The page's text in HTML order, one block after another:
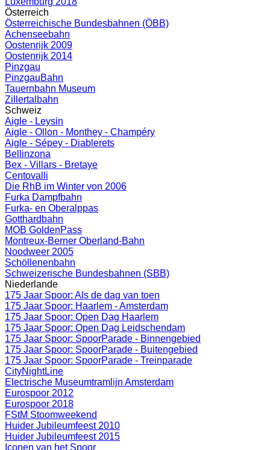
Österreich
Österreichische Bundesbahnen (ÖBB)
Achenseebahn
Oostenrijk 2009
Oostenrijk 2014
Pinzgau
PinzgauBahn
Tauernbahn Museum
Zillertalbahn
Schweiz
Aigle - Leysin
Aigle - Ollon - Monthey - Champéry
Aigle - Sépey - Diablerets
Bellinzona
Bex - Villars - Bretaye
Centovalli
Die RhB im Winter von 2006
Furka Dampfbahn
Furka- en Oberalppas
Gotthardbahn
MOB GoldenPass
Montreux-Berner Oberland-Bahn
Noodweer 2005
Schöllenenbahn
Schweizerische Bundesbahnen (SBB)
Niederlande
175 Jaar Spoor: Als de dag van toen
175 Jaar Spoor: Haarlem - Amsterdam
175 Jaar Spoor: Open Dag Haarlem
175 Jaar Spoor: Open Dag Leidschendam
175 Jaar Spoor: SpoorParade - Binnengebied
175 Jaar Spoor: SpoorParade - Buitengebied
175 Jaar Spoor: SpoorParade - Treinparade
CityNightLine
Electrische Museumtramlijn Amsterdam
Eurospoor 2012
Eurospoor 2018
FStM Stoomweekend
Huider Jubileumfeest 2010
Huider Jubileumfeest 2015
Iconen van het Spoor